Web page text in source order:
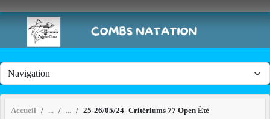
Accueil 25-26/05/24_Critériums 77 Open Été